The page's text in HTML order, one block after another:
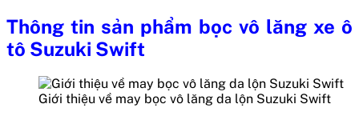
Thông tin sản phẩm bọc vô lăng xe ô
tô Suzuki Swift
Giới thiệu về may bọc vô lăng da lộn Suzuki Swift